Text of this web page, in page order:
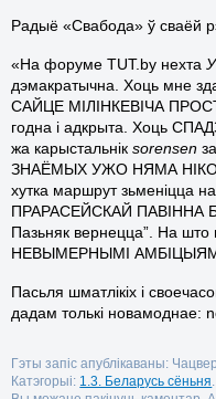
Радыё «Свабода» ў сваёй
«На форуме TUT.by нехта
дэмакратычна. Хоць мне
САЙЦЕ МІЛІНКЕВІЧА
годна і адкрыта. Хоць
жа карыстальнікsorensen
ЗНАЁМЫХ УЖО НЯМА
хутка маршрут зьменіцца
ПРАРАСЕЙСКАЙ ПАВІННА
Пазьняк вернецца”. На што
НЕВЫМЕРНЫМІ АМБІЦЫЯМІ,
Пасьля шматлікіх і
дадам толькі новамоднае:
Гэты запіс апублікаваны:
Катэгорыі: 1.3. Беларусь сёньня